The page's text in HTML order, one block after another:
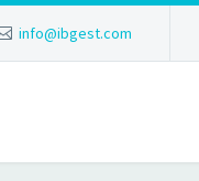
info@ibgest.com